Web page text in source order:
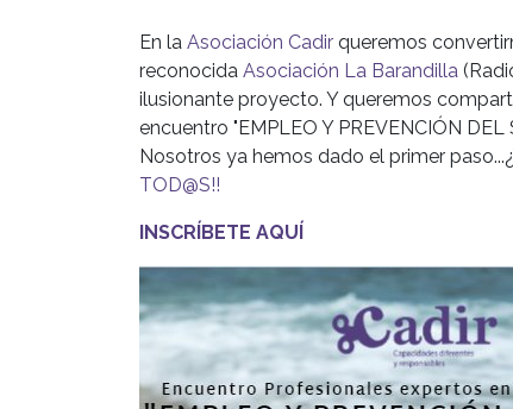
En la Asociación Cadir queremos
reconocida Asociación La Barandilla
ilusionante proyecto. Y queremos
encuentro "EMPLEO Y PREVENCIÓN
Nosotros ya hemos dado el primer
TOD@S!!
INSCRÍBETE AQUÍ